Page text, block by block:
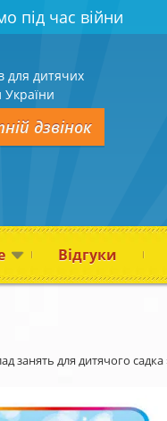
під час війни
для дитячих
України
дзвінок
Відгуки
занять для дитячого садка